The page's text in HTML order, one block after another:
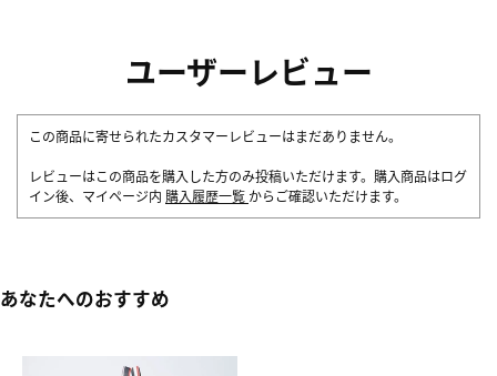
ユーザーレビュー
この商品に寄せられたカスタマーレビューはまだありません。
レビューはこの商品を購入した方のみ投稿いただけます。購入商品はログ
イン後、マイページ内 購入履歴一覧 からご確認いただけます。
あなたへのおすすめ